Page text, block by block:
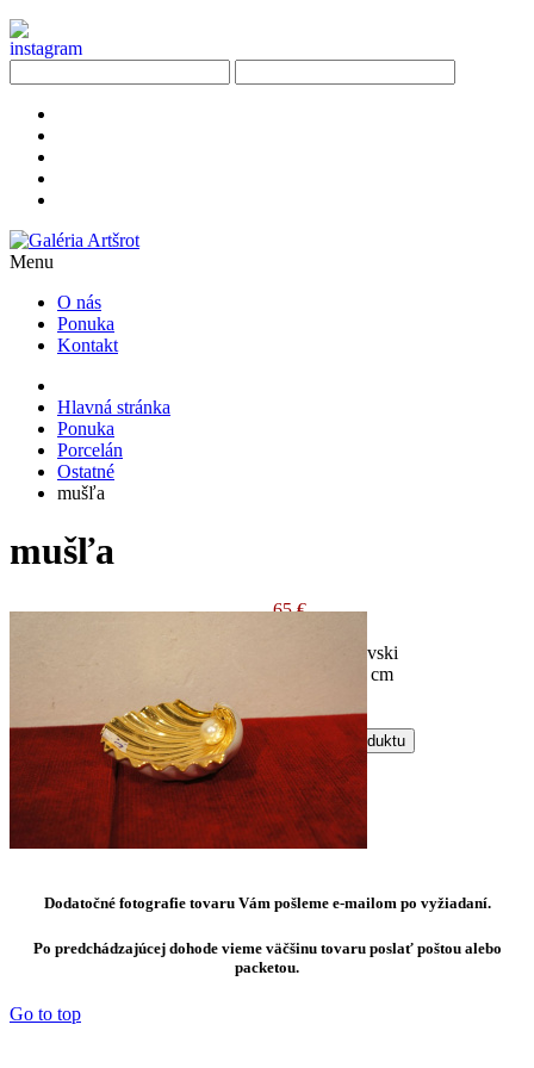
Menu
O nás
Ponuka
Kontakt
Hlavná stránka
Ponuka
Porcelán
Ostatné
mušľa
mušľa
65 €
Autor: swarovski
Rozmer: 9x9 cm
Otázka k produktu
Dodatočné fotografie tovaru Vám pošleme e-mailom po vyžiadaní.
Po predchádzajúcej dohode vieme väčšinu tovaru poslať poštou alebo
packetou.
Go to top